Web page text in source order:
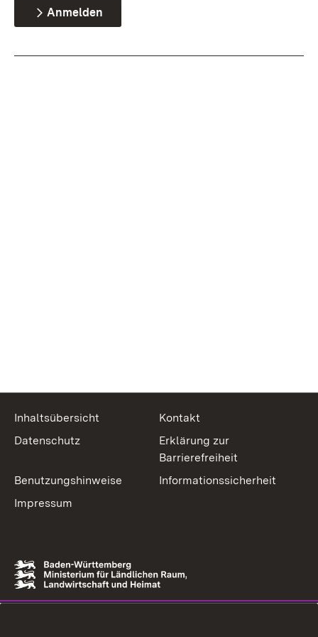
Anmelden
Inhaltsübersicht
Kontakt
Datenschutz
Erklärung zur
Barrierefreiheit
Benutzungshinweise
Informationssicherheit
Impressum